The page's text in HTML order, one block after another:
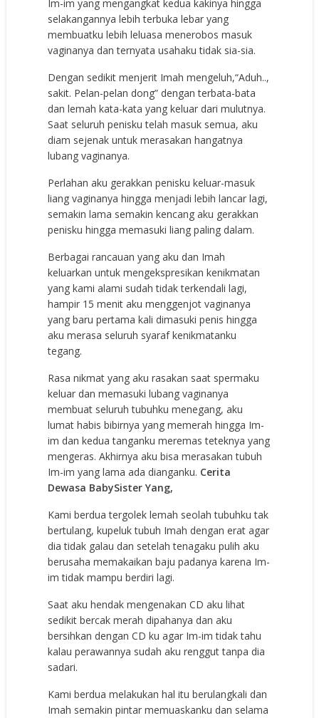
Im-im yang mengangkat kedua kakinya hingga
selakangannya lebih terbuka lebar yang
membuatku lebih leluasa menerobos masuk
vaginanya dan ternyata usahaku tidak sia-sia.
Dengan sedikit menjerit Imah mengeluh,“Aduh..,
sakit. Pelan-pelan dong” dengan terbata-bata
dan lemah kata-kata yang keluar dari mulutnya.
Saat seluruh penisku telah masuk semua, aku
diam sejenak untuk merasakan hangatnya
lubang vaginanya.
Perlahan aku gerakkan penisku keluar-masuk
liang vaginanya hingga menjadi lebih lancar lagi,
semakin lama semakin kencang aku gerakkan
penisku hingga memasuki liang paling dalam.
Berbagai rancauan yang aku dan Imah
keluarkan untuk mengekspresikan kenikmatan
yang kami alami sudah tidak terkendali lagi,
hampir 15 menit aku menggenjot vaginanya
yang baru pertama kali dimasuki penis hingga
aku merasa seluruh syaraf kenikmatanku
tegang.
Rasa nikmat yang aku rasakan saat spermaku
keluar dan memasuki lubang vaginanya
membuat seluruh tubuhku menegang, aku
lumat habis bibirnya yang memerah hingga Im-
im dan kedua tanganku meremas teteknya yang
mengeras. Akhirnya aku bisa merasakan tubuh
Im-im yang lama ada dianganku. Cerita
Dewasa BabySister Yang,
Kami berdua tergolek lemah seolah tubuhku tak
bertulang, kupeluk tubuh Imah dengan erat agar
dia tidak galau dan setelah tenagaku pulih aku
berusaha memakaikan baju padanya karena Im-
im tidak mampu berdiri lagi.
Saat aku hendak mengenakan CD aku lihat
sedikit bercak merah dipahanya dan aku
bersihkan dengan CD ku agar Im-im tidak tahu
kalau perawannya sudah aku renggut tanpa dia
sadari.
Kami berdua melakukan hal itu berulangkali dan
Imah semakin pintar memuaskanku dan selama